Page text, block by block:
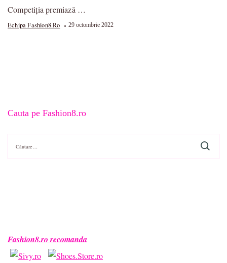
Competiția premiază …
Echipa Fashion8.ro 29 octombrie 2022
Cauta pe Fashion8.ro
Caută
după:
Fashion8.ro recomanda